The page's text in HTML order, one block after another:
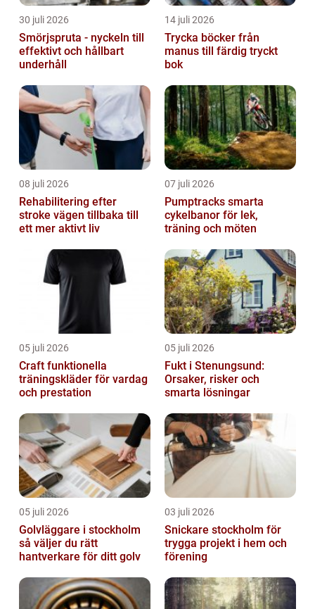
30 juli 2026
Smörjspruta - nyckeln till
effektivt och hållbart
underhåll
14 juli 2026
Trycka böcker från
manus till färdig tryckt
bok
08 juli 2026
Rehabilitering efter
stroke vägen tillbaka till
ett mer aktivt liv
07 juli 2026
Pumptracks smarta
cykelbanor för lek,
träning och möten
05 juli 2026
Craft funktionella
träningskläder för vardag
och prestation
05 juli 2026
Fukt i Stenungsund:
Orsaker, risker och
smarta lösningar
05 juli 2026
Golvläggare i stockholm
så väljer du rätt
hantverkare för ditt golv
03 juli 2026
Snickare stockholm för
trygga projekt i hem och
förening